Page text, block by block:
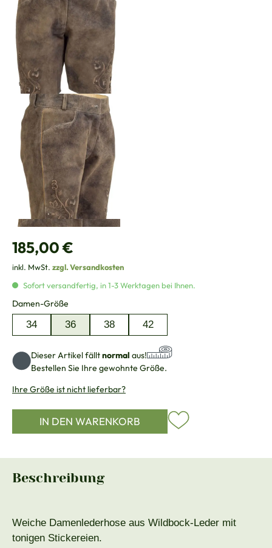
Regulärer Preis:
185,00 €
inkl. MwSt. zzgl. Versandkosten
Sofort versandfertig, in 1-3 Werktagen bei Ihnen.
Damen-Größe
34 36 38 42
Dieser Artikel fälltnormal aus!
Bestellen Sie Ihre gewohnte Größe.
Ihre Größe ist nicht lieferbar?
IN DEN WARENKORB
Beschreibung
Weiche Damenlederhose aus Wildbock-Leder mit
tonigen Stickereien.